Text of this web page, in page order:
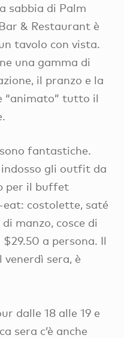
sabbia di Palm
& Restaurant è
tavolo con vista.
una gamma di
il pranzo e la
“animato” tutto il
fantastiche.
gli outfit da
per il buffet
costolette, saté
manzo, cosce di
a persona. Il
sera, è
dalle 18 alle 19 e
sera c’è anche